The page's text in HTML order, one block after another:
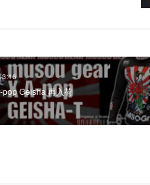
pop Geisha 再入荷